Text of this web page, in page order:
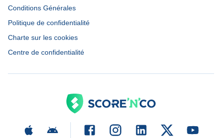
Conditions Générales
Politique de confidentialité
Charte sur les cookies
Centre de confidentialité